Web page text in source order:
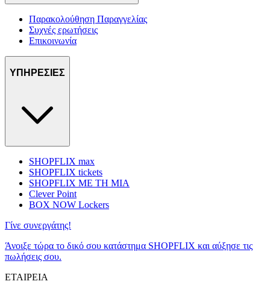
Παρακολούθηση Παραγγελίας
Συχνές ερωτήσεις
Επικοινωνία
ΥΠΗΡΕΣΙΕΣ
SHOPFLIX max
SHOPFLIX tickets
SHOPFLIX ΜΕ ΤΗ ΜΙΑ
Clever Point
BOX NOW Lockers
Γίνε συνεργάτης!
Άνοιξε τώρα το δικό σου κατάστημα SHOPFLIX και αύξησε τις
πωλήσεις σου.
ΕΤΑΙΡΕΙΑ